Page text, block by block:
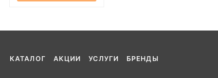
КАТАЛОГ АКЦИИ УСЛУГИ БРЕНДЫ